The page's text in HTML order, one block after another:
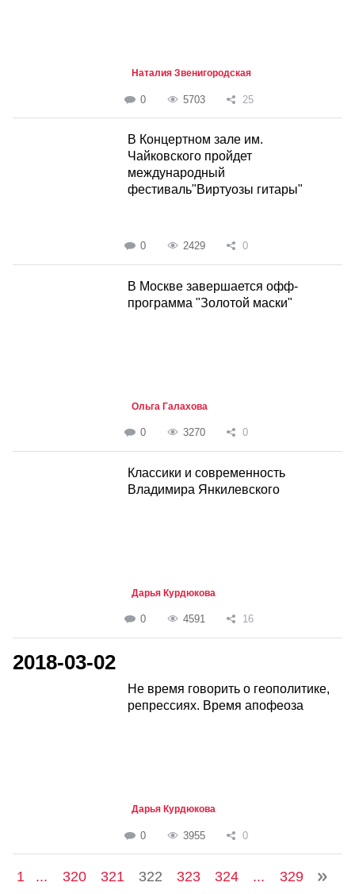
Наталия Звенигородская
0 5703 25
В Концертном зале им.
Чайковского пройдет
международный
фестиваль"Виртуозы гитары"
0 2429 0
В Москве завершается офф-
программа "Золотой маски"
Ольга Галахова
0 3270 0
Классики и современность
Владимира Янкилевского
Дарья Курдюкова
0 4591 16
2018-03-02
Не время говорить о геополитике,
репрессиях. Время апофеоза
Дарья Курдюкова
0 3955 0
1 ... 320 321 322 323 324 ... 329